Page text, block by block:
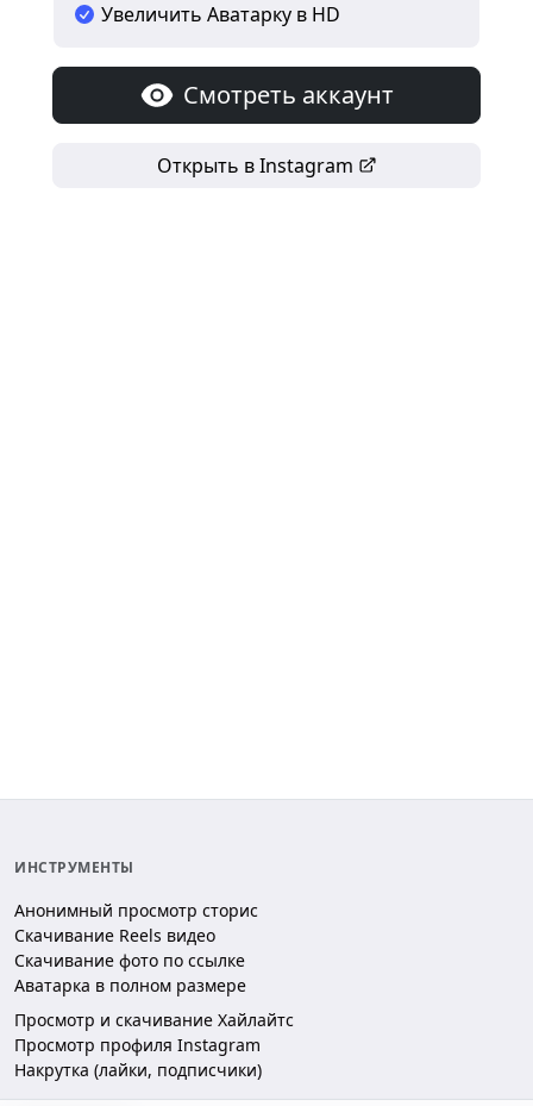
Увеличить Аватарку в HD
Смотреть аккаунт
Открыть в Instagram
ИНСТРУМЕНТЫ
Анонимный просмотр сторис
Скачивание Reels видео
Скачивание фото по ссылке
Аватарка в полном размере
Просмотр и скачивание Хайлайтс
Просмотр профиля Instagram
Накрутка (лайки, подписчики)